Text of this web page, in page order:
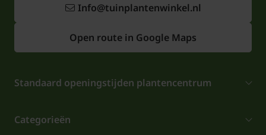
Info@tuinplantenwinkel.nl
Open route in Google Maps
Standaard openingstijden plantencentrum
Categorieën